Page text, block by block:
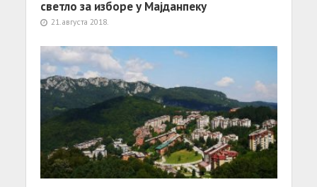
светло за изборе у Мајданпеку
21. августа 2018.